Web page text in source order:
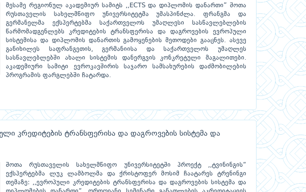
მესამე რეგიონულ აკადემიურ სამიტს ,,ECTS და დიპლომის დანართი” შოთა
რუსთაველის სახელმწიფო უნივერსიტეტმა უმასპინძლა. ფრანგმა და
გერმანელმა ექსპერტებმა საქართველოს უმაღლესი სასწავლებლების
წარმომადგენლებს კრედიტების ტრანსფერისა და დაგროვების ევროპული
სისტემისა და დიპლომის დანართის გამოყენების მეთოდები გააცნეს. ასევე
განიხილეს საფრანგეთის, გერმანიისა და საქართველოს უმაღლეს
სასწავლებლებში ახალი სისტემის დანერგვის კონკრეტული მაგალითები.
აკადემიური სამიტი ევროკავშირის საჯარო სამსახურების დაძმობილების
პროგრამის ფარგლებში ჩატარდა.
კრედიტების ტრანსფერისა და დაგროვების სისტემა და
შოთა რუსთაველის სახელმწიფო უნივერსიტეტში პროექტ ,,ტვინინგის“
ექსპერტებმა ლუკ ლამბოლმა და ქრისტოფერ მოსიმ ჩაატარეს ტრენინგი
თემაზე: ,,ევროპული კრედიტების ტრანსფერისა და დაგროვების სისტემა და